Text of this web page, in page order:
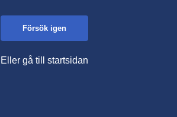
Försök igen
Eller gå till startsidan